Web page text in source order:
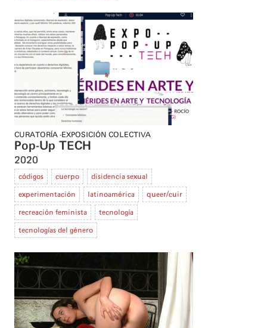
CURATORÍA EXPOSICIÓN COLECTIVA
Pop-Up TECH
2020
códigos cuerpo disidencia sexual
experimentación latinoamérica queer/cuir
recreación feminista tecnología
tecnologías del género